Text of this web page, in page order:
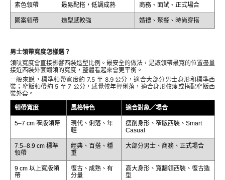
素色領帶 最易配搭，低調成熟 商務、面試、正式場合
圖案領帶 造型感較強 婚禮、聚餐、時尚穿搭
男士領帶寬度怎樣選？
領呔寬度會直接影響西裝造型比例。最安全的做法，是讓領帶最寬的位置盡量
接近西裝外套翻領的寬度，整體看起來會更平衡。
一般來說，標準領帶寬度約 7.5 至 8.9 公分，適合大部分男士身形和標準西
裝；窄版領帶約 5 至 7 公分，感覺較年輕俐落，適合身形較瘦或搭配窄版西
裝外套。
領帶寬度 風格特色 適合對象／場合
5–7 cm 窄版領帶
現代、俐落、年
輕
瘦削身形、窄版西裝、Smart
Casual
7.5–8.9 cm 標準
領帶
經典、百搭、穩
重
大部分男士、商務、正式場合
9 cm 以上寬版領
帶
復古、成熟、有
分量
高大身形、寬翻領西裝、復古造
型